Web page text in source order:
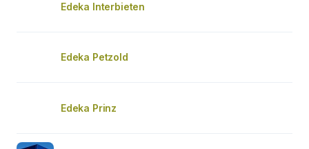
Edeka Interbieten
Edeka Petzold
Edeka Prinz